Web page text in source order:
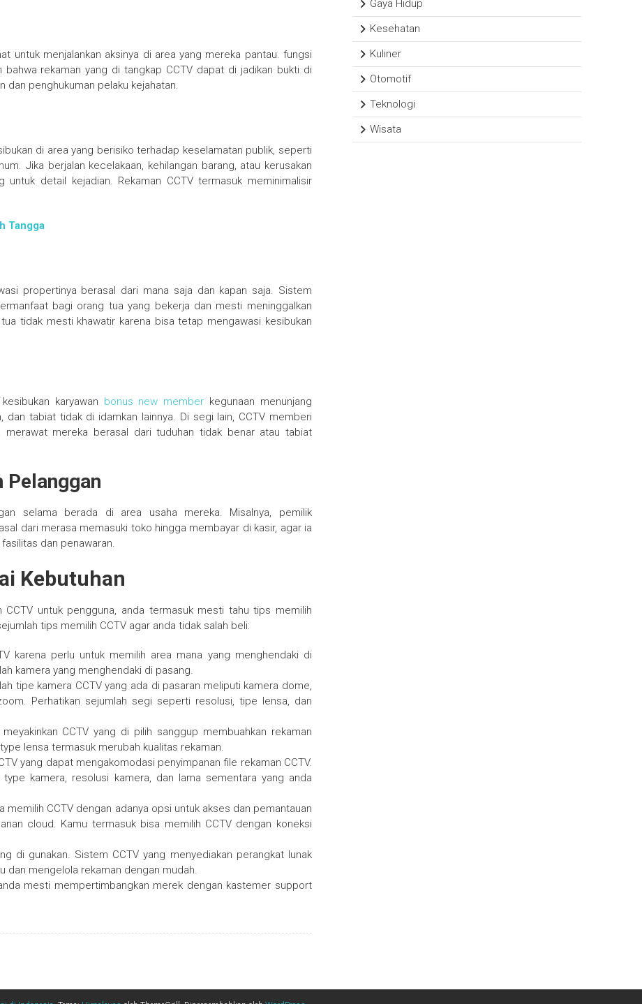
untuk menjalankan aksinya di area yang mereka pantau. fungsi
rekaman yang di tangkap CCTV dapat di jadikan bukti di
dan penghukuman pelaku kejahatan.
di area yang berisiko terhadap keselamatan publik, seperti
Jika berjalan kecelakaan, kehilangan barang, atau kerusakan
detail kejadian. Rekaman CCTV termasuk meminimalisir
Tangga
propertinya berasal dari mana saja dan kapan saja. Sistem
bagi orang tua yang bekerja dan mesti meninggalkan
tidak mesti khawatir karena bisa tetap mengawasi kesibukan
karyawan bonus new member kegunaan menunjang
dan tabiat tidak di idamkan lainnya. Di segi lain, CCTV memberi
mereka berasal dari tuduhan tidak benar atau tabiat
Pelanggan
selama berada di area usaha mereka. Misalnya, pemilik
dari merasa memasuki toko hingga membayar di kasir, agar ia
dan penawaran.
Kebutuhan
untuk pengguna, anda termasuk mesti tahu tips memilih
tips memilih CCTV agar anda tidak salah beli:
karena perlu untuk memilih area mana yang menghendaki di
kamera yang menghendaki di pasang.
tipe kamera CCTV yang ada di pasaran meliputi kamera dome,
Perhatikan sejumlah segi seperti resolusi, tipe lensa, dan
CCTV yang di pilih sanggup membuahkan rekaman
lensa termasuk merubah kualitas rekaman.
yang dapat mengakomodasi penyimpanan file rekaman CCTV.
kamera, resolusi kamera, dan lama sementara yang anda
CCTV dengan adanya opsi untuk akses dan pemantauan
cloud. Kamu termasuk bisa memilih CCTV dengan koneksi
di gunakan. Sistem CCTV yang menyediakan perangkat lunak
dan mengelola rekaman dengan mudah.
mesti mempertimbangkan merek dengan kastemer support
Gaya Hidup
Kesehatan
Kuliner
Otomotif
Teknologi
Wisata